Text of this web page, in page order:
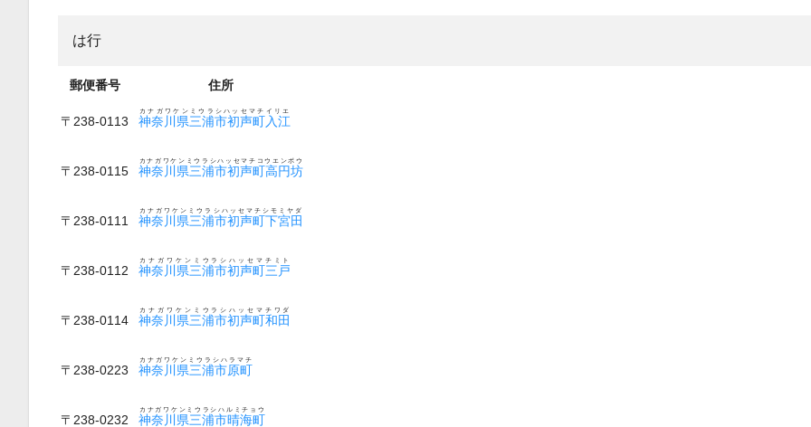
は行
郵便番号 住所
〒238-0113 神奈川県三浦市初声町入江
カナガワケンミウラシハッセマチイリエ
〒238-0115 神奈川県三浦市初声町高円坊
カナガワケンミウラシハッセマチコウエンボウ
〒238-0111 神奈川県三浦市初声町下宮田
カナガワケンミウラシハッセマチシモミヤダ
〒238-0112 神奈川県三浦市初声町三戸
カナガワケンミウラシハッセマチミト
〒238-0114 神奈川県三浦市初声町和田
カナガワケンミウラシハッセマチワダ
〒238-0223 神奈川県三浦市原町
カナガワケンミウラシハラマチ
〒238-0232 神奈川県三浦市晴海町
カナガワケンミウラシハルミチョウ